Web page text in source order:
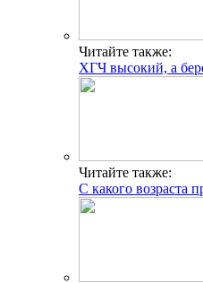
Читайте также:
ХГЧ высокий, а
Читайте также:
С какого возраста